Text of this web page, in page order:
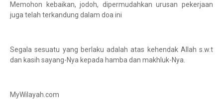
Memohon kebaikan, jodoh, dipermudahkan urusan pekerjaan
juga telah terkandung dalam doa ini
Segala sesuatu yang berlaku adalah atas kehendak Allah s.w.t
dan kasih sayang-Nya kepada hamba dan makhluk-Nya.
MyWilayah.com